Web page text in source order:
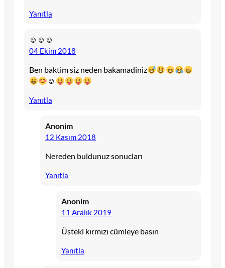
Yanıtla
☺☺☺
04 Ekim 2018
Ben baktim siz neden bakamadiniz
☺
Yanıtla
Anonim
12 Kasım 2018
Nereden buldunuz sonucları
Yanıtla
Anonim
11 Aralık 2019
Üsteki kırmızı cümleye basın
Yanıtla